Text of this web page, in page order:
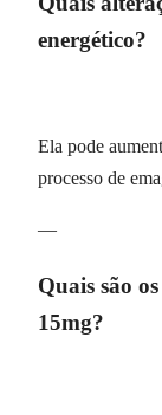
energético?
Ela pode
processo de
—
Quais são
15mg?